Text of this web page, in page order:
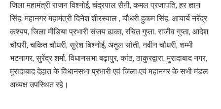
जिला महामंत्री राजन विश्नोई, चंद्रपाल सैनी, कमल प्रजापति, हर ज्ञान
सिंह, महानगर महामंत्री दिनेश शीरस्वाल , चौधरी हुकम सिंह, आचार्य नरेंद्र
कश्यप, जिला मीडिया प्रभारी संजय ढाका, रचित गुप्ता, राजीव गुप्ता, आदेश
चौधरी, चकित चौधरी, सुरेश बिश्नोई, अतुल सोती, नवीन चौधरी, शम्मी
भटनागर, सुरेंद्र शर्मा, विधानसभा बढ़ापुर, कांठ, ठाकुरद्वारा, मुरादाबाद नगर,
मुरादाबाद देहात के विधानसभा प्रभारी एवं जिला एवं महानगर के सभी मंडल
अध्यक्ष उपस्थित रहे।